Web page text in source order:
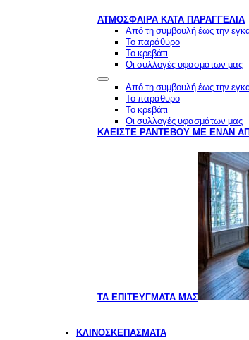
ΑΤΜΌΣΦΑΙΡΑ ΚΑΤΆ ΠΑΡΑΓΓΕΛΊΑ
Από τη συμβουλή έως την
Το παράθυρο
Το κρεβάτι
Οι συλλογές υφασμάτων μας
Από τη συμβουλή έως την
Το παράθυρο
Το κρεβάτι
Οι συλλογές υφασμάτων μας
ΚΛΕΊΣΤΕ ΡΑΝΤΕΒΟΎ ΜΕ ΈΝΑΝ
ΤΑ ΕΠΙΤΕΎΓΜΑΤΆ ΜΑΣ
ΚΛΙΝΟΣΚΕΠΆΣΜΑΤΑ